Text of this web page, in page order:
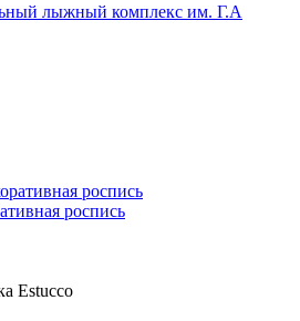
лыжный комплекс им. Г.А
роспись
Estucco